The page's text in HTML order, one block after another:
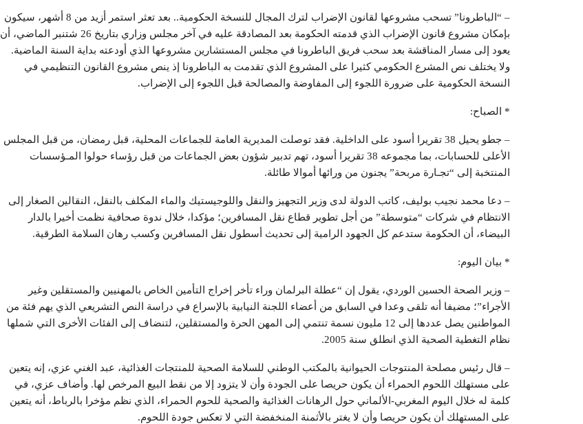
– “الباطرونا” تسحب مشروعها لقانون الإضراب لترك المجال للنسخة الحكومية.. بعد تعثر استمر أزيد من 8 أشهر، سيكون
بإمكان مشروع قانون الإضراب الذي قدمته الحكومة بعد المصادقة عليه في آخر مجلس وزاري بتاريخ 26 شتنبر الماضي، أن
يعود إلى مسار المناقشة بعد سحب فريق الباطرونا في مجلس المستشارين مشروعها الذي أودعته بداية السنة الماضية.
ولا يختلف نص المشرع الحكومي كثيرا على المشروع الذي تقدمت به الباطرونا إذ ينص مشروع القانون التنظيمي في
النسخة الحكومية على ضرورة اللجوء إلى المفاوضة والمصالحة قبل اللجوء إلى الإضراب.
* الصباح:
– جطو يحيل 38 تقريرا أسود على الداخلية. فقد توصلت المديرية العامة للجماعات المحلية، قبل رمضان، من قبل المجلس
الأعلى للحسابات، بما مجموعه 38 تقريرا أسود، تهم تدبير شؤون بعض الجماعات من قبل رؤساء حولوا المـؤسسات
المنتخبة إلى “تجـارة مربحة” يجنون من ورائها أموالا طائلة.
– دعا محمد نجيب بوليف، كاتب الدولة لدى وزير التجهيز والنقل واللوجيستيك والماء المكلف بالنقل، النقالين الصغار إلى
الانتظام في شركات “متوسطة” من أجل تطوير قطاع نقل المسافرين؛ مؤكدا، خلال ندوة صحافية نظمت أخيرا بالدار
البيضاء، أن الحكومة ستدعم كل الجهود الرامية إلى تحديث أسطول نقل المسافرين وكسب رهان السلامة الطرقية.
* بيان اليوم:
– وزير الصحة الحسين الوردي، يقول إن “عطلة البرلمان وراء تأخر إخراج التأمين الخاص بالمهنيين والمستقلين وغير
الأجراء”؛ مضيفا أنه تلقى وعدا في السابق من أعضاء اللجنة النيابية بالإسراع في دراسة النص التشريعي الذي يهم فئة من
المواطنين يصل عددها إلى 12 مليون نسمة تنتمي إلى المهن الحرة والمستقلين، لتنضاف إلى الفئات الأخرى التي شملها
نظام التغطية الصحية الذي انطلق سنة 2005.
– قال رئيس مصلحة المنتوجات الحيوانية بالمكتب الوطني للسلامة الصحية للمنتجات الغذائية، عبد الغني عزي، إنه يتعين
على مستهلك اللحوم الحمراء أن يكون حريصا على الجودة وأن لا يتزود إلا من نقط البيع المرخص لها. وأضاف عزي، في
كلمة له خلال اليوم المغربي-الألماني حول الرهانات الغذائية والصحية للحوم الحمراء، الذي نظم مؤخرا بالرباط، أنه يتعين
على المستهلك أن يكون حريصا وأن لا يغتر بالأثمنة المنخفضة التي لا تعكس جودة اللحوم.